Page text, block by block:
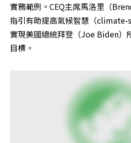
實務範例。CEQ主席馬洛里（
指引有助提高氣候智慧（
實現美國總統拜登（Joe Biden）
目標。